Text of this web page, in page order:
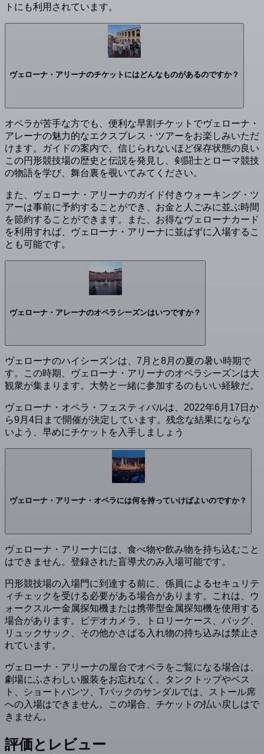
トにも利用されています。
ヴェローナ・アリーナのチケットにはどんなものがあるのですか？
オペラが苦手な方でも、便利な早割チケットでヴェローナ・
アレーナの魅力的なエクスプレス・ツアーをお楽しみいただ
けます。ガイドの案内で、信じられないほど保存状態の良い
この円形競技場の歴史と伝説を発見し、剣闘士とローマ競技
の物語を学び、舞台裏を覗いてみてください。
また、ヴェローナ・アリーナのガイド付きウォーキング・ツ
アーは事前に予約することができ、お金と人ごみに並ぶ時間
を節約することができます。また、お得なヴェローナカード
を利用すれば、ヴェローナ・アリーナに並ばずに入場するこ
とも可能です。
ヴェローナ・アレーナのオペラシーズンはいつですか？
ヴェローナのハイシーズンは、7月と8月の夏の暑い時期で
す。この時期、ヴェローナ・アリーナのオペラシーズンは大
観衆が集まります。大勢と一緒に参加するのもいい経験だ。
ヴェローナ・オペラ・フェスティバルは、2022年6月17日か
ら9月4日まで開催が決定しています。残念な結果にならな
いよう、早めにチケットを入手しましょう
ヴェローナ・アリーナ・オペラには何を持っていけばよいのですか？
ヴェローナ・アリーナには、食べ物や飲み物を持ち込むこと
はできません。登録された盲導犬のみ入場可能です。
円形競技場の入場門に到達する前に、係員によるセキュリテ
ィチェックを受ける必要がある場合があります。これは、ウ
ォークスルー金属探知機または携帯型金属探知機を使用する
場合があります。ビデオカメラ、トロリーケース、バッグ、
リュックサック、その他かさばる入れ物の持ち込みは禁止さ
れています。
ヴェローナ・アリーナの屋台でオペラをご覧になる場合は、
劇場にふさわしい服装をお忘れなく。タンクトップやベス
ト、ショートパンツ、Tバックのサンダルでは、ストール席
への入場はできません。この場合、チケットの払い戻しはで
きません。
評価とレビュー